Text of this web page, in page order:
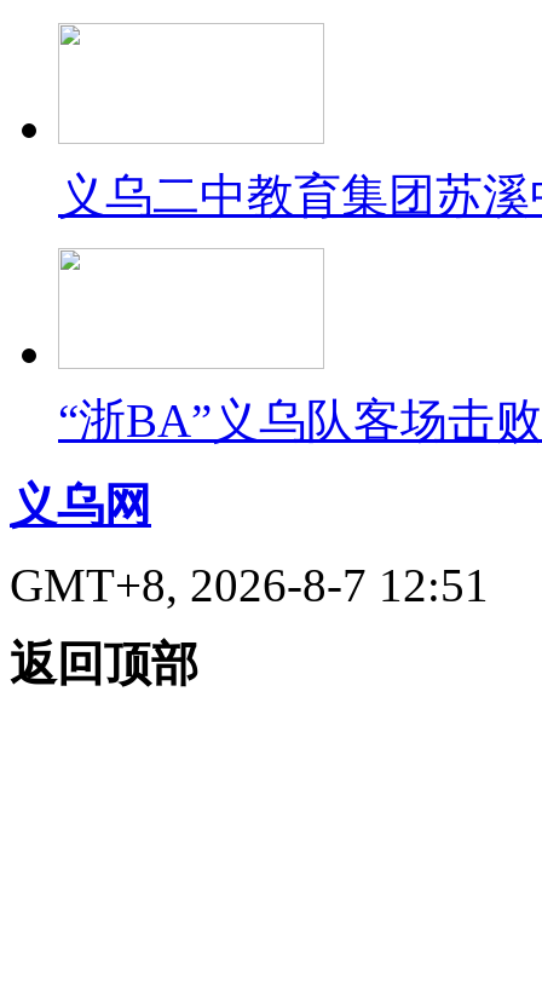
义乌二中教育集团苏
“浙BA”义乌队客场击
义乌网
GMT+8, 2026-8-7 12:51
返回顶部